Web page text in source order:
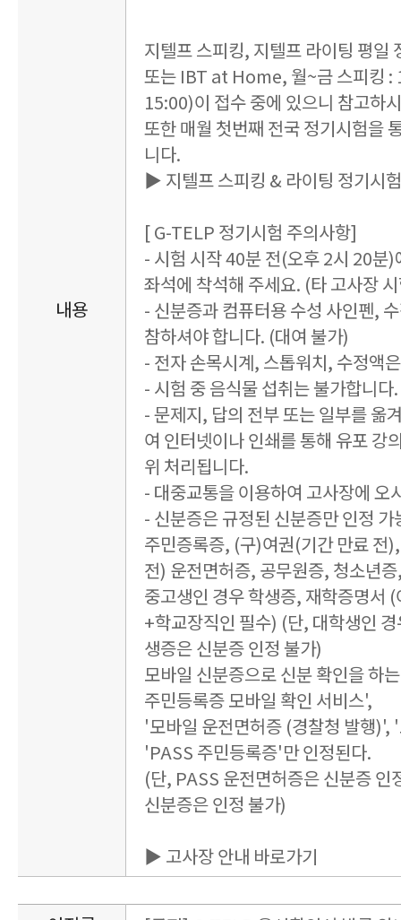
내용
지텔프 스피킹, 지텔프 라이팅 평일
또는 IBT at Home, 월~금 스피킹 :
15:00)이 접수 중에 있으니 참고하
또한 매월 첫번째 전국 정기시험을
니다.
▶ 지텔프 스피킹 & 라이팅 정기시
[ G-TELP 정기시험 주의사항]
- 시험 시작 40분 전(오후 2시 20분)
좌석에 착석해 주세요. (타 고사장
- 신분증과 컴퓨터용 수성 사인펜,
참하셔야 합니다. (대여 불가)
- 전자 손목시계, 스톱워치, 수정액
- 시험 중 음식물 섭취는 불가합니
- 문제지, 답의 전부 또는 일부를 옮
여 인터넷이나 인쇄를 통해 유포 강
위 처리됩니다.
- 대중교통을 이용하여 고사장에 오
- 신분증은 규정된 신분증만 인정 가
주민증록증, (구)여권(기간 만료 전
전) 운전면허증, 공무원증, 청소년
중고생인 경우 학생증, 재학증명서
+학교장직인 필수) (단, 대학생인
생증은 신분증 인정 불가)
모바일 신분증으로 신분 확인을 하
주민등록증 모바일 확인 서비스',
'모바일 운전면허증 (경찰청 발행)',
'PASS 주민등록증'만 인정된다.
(단, PASS 운전면허증은 신분증 인
신분증은 인정 불가)
▶ 고사장 안내 바로가기